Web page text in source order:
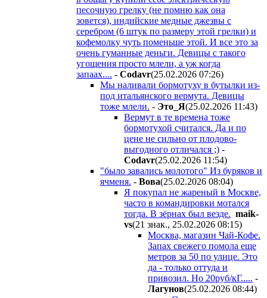
песочную грелку (не помню как она
зовется), индийские медные джезвы с
серебром (6 штук по размеру этой грелки) и
кофемолку чуть поменьше этой. И все это за
очень гуманные деньги. Девицы с такого
угощения просто млели, а уж когда
запаах.... - Codavr(25.02.2026 07:26)
Мы наливали бормотуху в бутылки из-
под итальянского вермута. Девицы
тоже млели. - Этo_Я(25.02.2026 11:43)
Вермут в те времена тоже
бормотухой считался. Да и по
цене не сильно от плодово-
выгодного отличался ;) -
Codavr(25.02.2026 11:54)
"было завались молотого" Из буряков и
ячменя. - Boвa(25.02.2026 08:04)
Я покупал не жареный в Москве,
часто в командировки мотался
тогда. В зёрнах был везде. maik-
vs(21 знак., 25.02.2026 08:15)
Москва, магазин Чай-Кофе.
Запах свежего помола еще
метров за 50 по улице. Это
да - только оттуда и
привозил. Но 20руб/кГ..... -
Лaгyнoв(25.02.2026 08:44)